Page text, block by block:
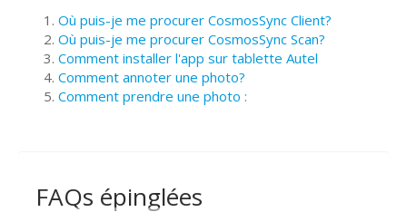
Où puis-je me procurer CosmosSync Client?
Où puis-je me procurer CosmosSync Scan?
Comment installer l'app sur tablette Autel
Comment annoter une photo?
Comment prendre une photo :
FAQs épinglées